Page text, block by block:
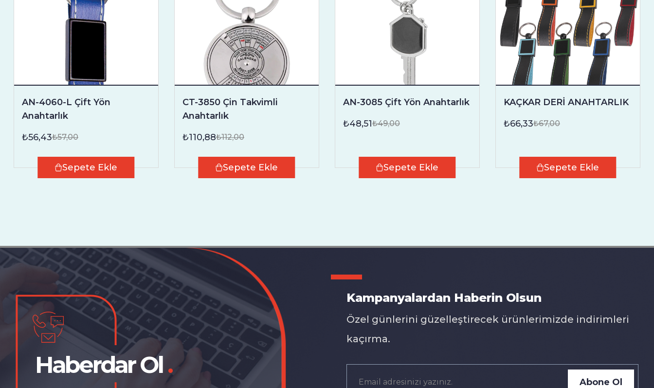
AN-4060-L Çift Yön
Anahtarlık
₺56,43₺57,00
Sepete Ekle
CT-3850 Çin Takvimli
Anahtarlık
₺110,88₺112,00
Sepete Ekle
AN-3085 Çift Yön Anahtarlık
₺48,51₺49,00
Sepete Ekle
KAÇKAR DERİ ANAHTARLIK
₺66,33₺67,00
Sepete Ekle
Haberdar Ol.
Kampanyalardan Haberin Olsun
Özel günlerini güzelleştirecek ürünlerimizde indirimleri
kaçırma.
Abone Ol